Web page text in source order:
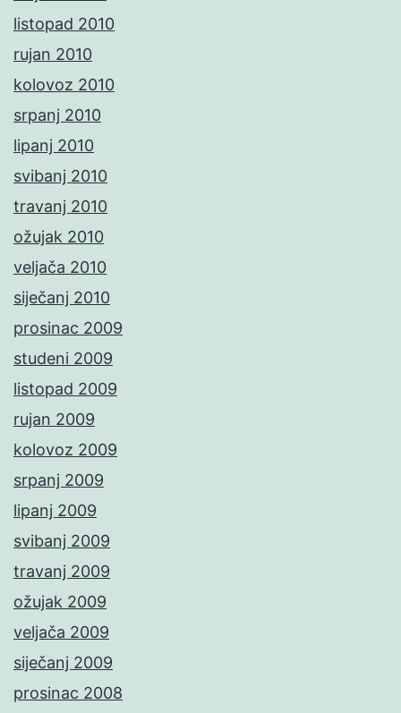
listopad 2010
rujan 2010
kolovoz 2010
srpanj 2010
lipanj 2010
svibanj 2010
travanj 2010
ožujak 2010
veljača 2010
siječanj 2010
prosinac 2009
studeni 2009
listopad 2009
rujan 2009
kolovoz 2009
srpanj 2009
lipanj 2009
svibanj 2009
travanj 2009
ožujak 2009
veljača 2009
siječanj 2009
prosinac 2008